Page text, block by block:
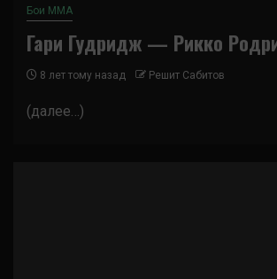
Бои ММА
Гари Гудридж — Рикко
8 лет тому назад Решит Сабитов
(далее…)